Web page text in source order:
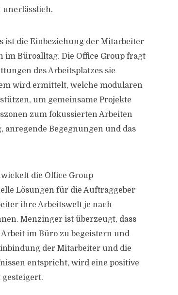
unerlässlich.
ist die Einbeziehung der Mitarbeiter
Büroalltag. Die Office Group fragt
des Arbeitsplatzes sie
wird ermittelt, welche modularen
um gemeinsame Projekte
zum fokussierten Arbeiten
anregende Begegnungen und das
die Office Group
Lösungen für die Auftraggeber
ihre Arbeitswelt je nach
Menzinger ist überzeugt, dass
im Büro zu begeistern und
der Mitarbeiter und die
entspricht, wird eine positive